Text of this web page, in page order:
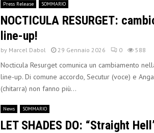
Press Release SOMMARIO
NOCTICULA RESURGET:
line-up!
by Marcel Dabol 29 Gennaio 2026 0 588
Nocticula Resurget comunica un cambiamento
line-up. Di comune accordo, Secutur (voce) e
(chitarra) non fanno più...
News SOMMARIO
LET SHADES DO: “Straight